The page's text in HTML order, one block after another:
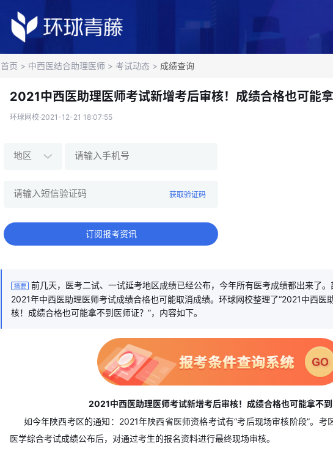
首页 > 中西医结合助理医师 > 考试动态 > 成绩查询
2021中西医助理医师考试新增考后审核！成绩合格也可能拿
环球网校·2021-12-21 18:07:55
获取验证码
订阅报考资讯
摘要
前几天，医考二试、一试延考地区成绩已经公布，今年所有医考成绩都出来了。
2021年中西医助理医师考试成绩合格也可能取消成绩。环球网校整理了“2021中西医
核！成绩合格也可能拿不到医师证？”，内容如下。
2021中西医助理医师考试新增考后审核！成绩合格也可能拿不到
如今年陕西考区的通知：2021年陕西省医师资格考试有“考后现场审核阶段”。考
医学综合考试成绩公布后，对通过考生的报名资料进行最终现场审核。